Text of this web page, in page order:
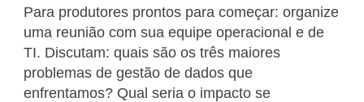
Para produtores prontos para começar: organize
uma reunião com sua equipe operacional e de
TI. Discutam: quais são os três maiores
problemas de gestão de dados que
enfrentamos? Qual seria o impacto se